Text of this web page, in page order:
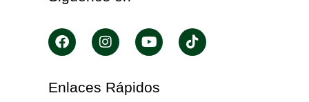
Enlaces Rápidos